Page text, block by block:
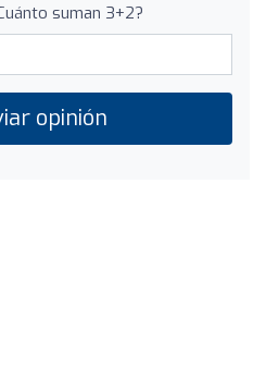
suman 3+2?
opinión